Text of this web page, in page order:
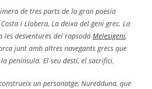
de tres parts de la gran poesia
i Llobera, La deixa del geni grec. La
les desventures del rapsoda Melesigeni,
junt amb altres navegants grecs que
península. El seu destí, el sacrifici.
un personatge, Nuredduna, que